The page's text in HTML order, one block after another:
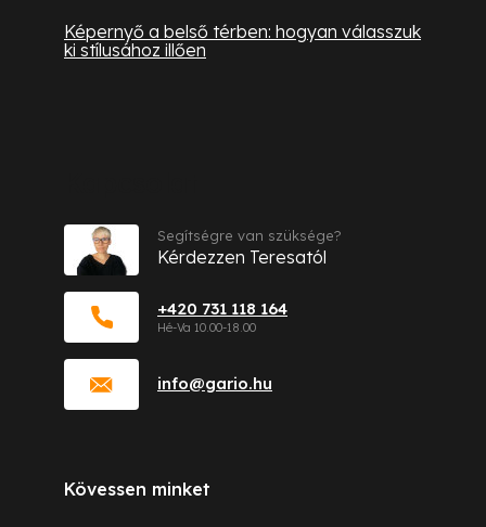
Képernyő a belső térben: hogyan válasszuk
ki stílusához illően
info@gario.hu
+420 731 118 164
Segítségre van szüksége?
Kérdezzen Teresatól
Kövessen minket